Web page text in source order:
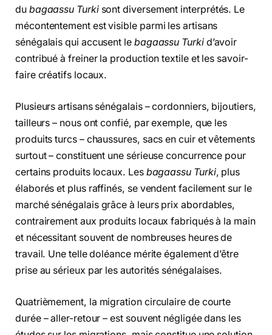
du bagaassu Turkisont diversement interprétés. Le
mécontentement est visible parmi les artisans
sénégalais qui accusent le bagaassu Turkid’avoir
contribué à freiner la production textile et les savoir-
faire créatifs locaux.
Plusieurs artisans sénégalais – cordonniers, bijoutiers,
tailleurs – nous ont confié, par exemple, que les
produits turcs – chaussures, sacs en cuir et vêtements
surtout – constituent une sérieuse concurrence pour
certains produits locaux. Les bagaassu Turki, plus
élaborés et plus raffinés, se vendent facilement sur le
marché sénégalais grâce à leurs prix abordables,
contrairement aux produits locaux fabriqués à la main
et nécessitant souvent de nombreuses heures de
travail. Une telle doléance mérite également d’être
prise au sérieux par les autorités sénégalaises.
Quatrièmement, la migration circulaire de courte
durée – aller-retour – est souvent négligée dans les